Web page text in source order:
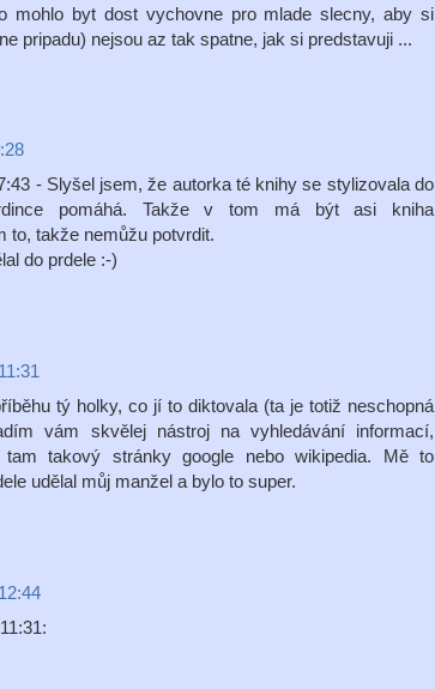
mohlo byt dost vychovne pro mlade slecny, aby si
pripadu) nejsou az tak spatne, jak si predstavuji ...
- Slyšel jsem, že autorka té knihy se stylizovala do
pomáhá. Takže v tom má být asi kniha
to, takže nemůžu potvrdit.
do prdele :-)
tý holky, co jí to diktovala (ta je totiž neschopná
vám skvělej nástroj na vyhledávání informací,
takový stránky google nebo wikipedia. Mě to
udělal můj manžel a bylo to super.